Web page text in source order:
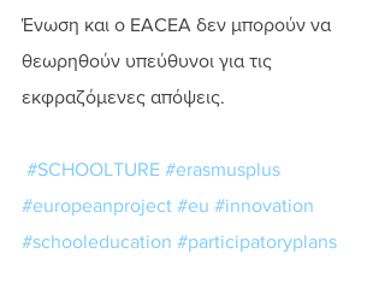
Ένωση και ο EACEA δεν μπορούν να
θεωρηθούν υπεύθυνοι για τις
εκφραζόμενες απόψεις.
#SCHOOLTURE #erasmusplus
#europeanproject #eu #innovation
#schooleducation #participatoryplans